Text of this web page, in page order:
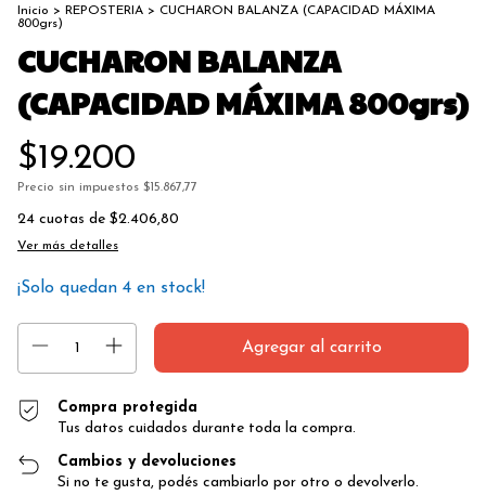
Inicio > REPOSTERIA > CUCHARON BALANZA (CAPACIDAD MÁXIMA
800grs)
CUCHARON BALANZA
(CAPACIDAD MÁXIMA 800grs)
$19.200
Precio sin impuestos $15.867,77
24 cuotas de $2.406,80
Ver más detalles
¡Solo quedan 4 en stock!
Compra protegida
Tus datos cuidados durante toda la compra.
Cambios y devoluciones
Si no te gusta, podés cambiarlo por otro o devolverlo.